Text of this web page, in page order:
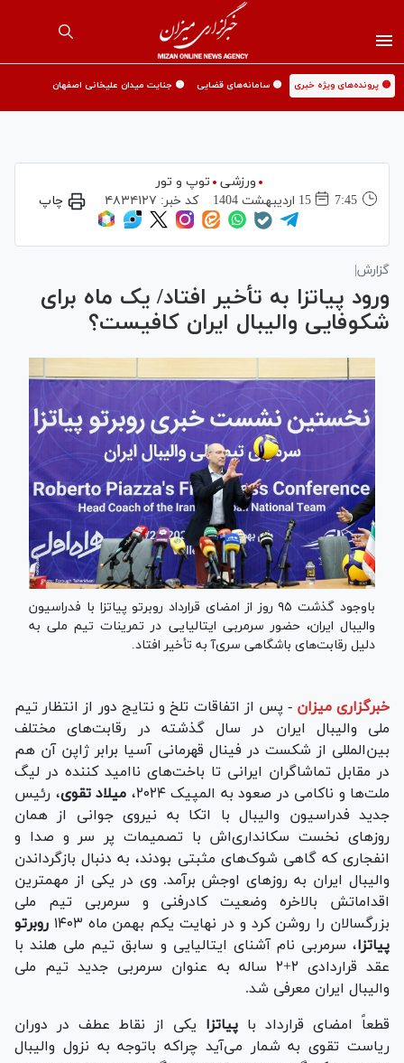
🟡 پرونده‌های ویژه خبری 🟡 سامانه‌های قضایی 🟡 جنایت میدان علیخانی اصفهان
ورزشی
توپ و تور
7:45
15 ارديبهشت 1404 کد خبر: ۴۸۳۴۱۲۷ چاپ
گزارش|
ورود پیاتزا به تأخیر افتاد/ یک ماه برای
شکوفایی والیبال ایران کافیست؟
باوجود گذشت ۹۵ روز از امضای قرارداد روبرتو پیاتزا با فدراسیون
والیبال ایران، حضور سرمربی ایتالیایی در تمرینات تیم ملی به
دلیل رقابت‌های باشگاهی سری‌آ به تأخیر افتاد.
خبرگزاری میزان - پس از اتفاقات تلخ و نتایج دور از انتظار تیم
ملی والیبال ایران در سال گذشته در رقابت‌های مختلف
بین‌المللی از شکست در فینال قهرمانی آسیا برابر ژاپن آن هم
در مقابل تماشاگران ایرانی تا باخت‌های ناامید کننده در لیگ
ملت‌ها و ناکامی در صعود به المپیک ۲۰۲۴،
میلاد تقوی، رئیس
جدید فدراسیون والیبال با اتکا به نیروی جوانی از همان
روز‌های نخست سکانداری‌اش با تصمیمات پر سر و صدا و
انفجاری که گاهی شوک‌های مثبتی بودند، به دنبال بازگرداندن
والیبال ایران به روز‌های اوجش برآمد. وی در یکی از مهمترین
اقداماتش بالاخره وضعیت کادرفنی و سرمربی تیم ملی
بزرگسالان را روشن کرد و در نهایت یکم بهمن ماه ۱۴۰۳
روبرتو
پیاتزا، سرمربی نام آشنای ایتالیایی و سابق تیم ملی هلند با
عقد قراردادی ۲+۲ ساله به عنوان سرمربی جدید تیم ملی
والیبال ایران معرفی شد.
قطعاً امضای قرارداد با پیاتزا یکی از نقاط عطف در دوران
ریاست تقوی به شمار می‌آید چراکه باتوجه به نزول والیبال